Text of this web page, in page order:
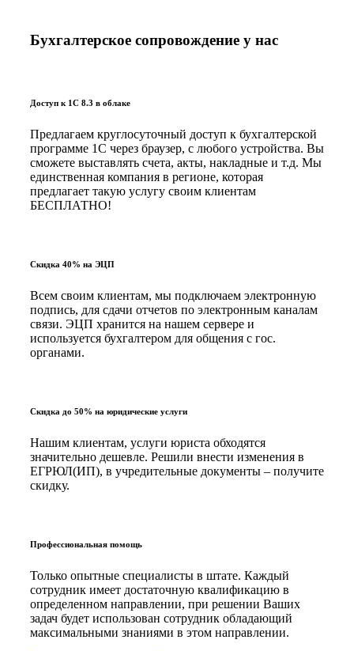
Бухгалтерское сопровождение у нас
Доступ к 1С 8.3 в облаке
Предлагаем круглосуточный доступ к бухгалтерской
программе 1С через браузер, с любого устройства. Вы
сможете выставлять счета, акты, накладные и т.д. Мы
единственная компания в регионе, которая
предлагает такую услугу своим клиентам
БЕСПЛАТНО!
Скидка 40% на ЭЦП
Всем своим клиентам, мы подключаем электронную
подпись, для сдачи отчетов по электронным каналам
связи. ЭЦП хранится на нашем сервере и
используется бухгалтером для общения с гос.
органами.
Скидка до 50% на юридические услуги
Нашим клиентам, услуги юриста обходятся
значительно дешевле. Решили внести изменения в
ЕГРЮЛ(ИП), в учредительные документы – получите
скидку.
Профессиональная помощь
Только опытные специалисты в штате. Каждый
сотрудник имеет достаточную квалификацию в
определенном направлении, при решении Ваших
задач будет использован сотрудник обладающий
максимальными знаниями в этом направлении.